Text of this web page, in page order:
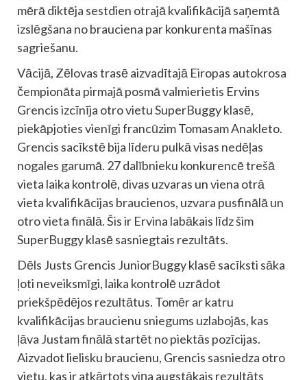
mērā diktēja sestdien otrajā kvalifikācijā saņemtā
izslēgšana no brauciena par konkurenta mašīnas
sagriešanu.
Vācijā, Zēlovas trasē aizvadītajā Eiropas autokrosa
čempionāta pirmajā posmā valmierietis Ervins
Grencis izcīnīja otro vietu SuperBuggy klasē,
piekāpjoties vienīgi francūzim Tomasam Anakleto.
Grencis sacīkstē bija līderu pulkā visas nedēļas
nogales garumā. 27 dalībnieku konkurencē trešā
vieta laika kontrolē, divas uzvaras un viena otrā
vieta kvalifikācijas braucienos, uzvara pusfinālā un
otro vieta finālā. Šis ir Ervina labākais līdz šim
SuperBuggy klasē sasniegtais rezultāts.
Dēls Justs Grencis JuniorBuggy klasē sacīksti sāka
ļoti neveiksmīgi, laika kontrolē uzrādot
priekšpēdējos rezultātus. Tomēr ar katru
kvalifikācijas braucienu sniegums uzlabojās, kas
ļāva Justam finālā startēt no piektās pozīcijas.
Aizvadot lielisku braucienu, Grencis sasniedza otro
vietu, kas ir atkārtots viņa augstākais rezultāts